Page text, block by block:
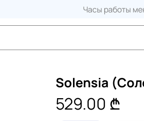
Часы работы
Solensia
529.00 ₾